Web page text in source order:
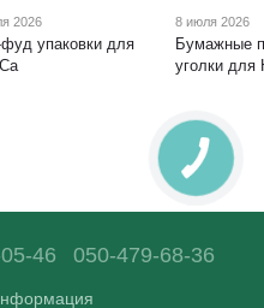
2026
упаковки для
8 июля 2026
Бумажные
уголки для
46 050-479-68-36